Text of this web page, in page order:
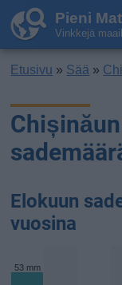
Pieni
Vinkkejä
Etusivu » Sää »
Elokuun
vuosina
53 mm